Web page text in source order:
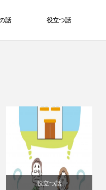
話 役立つ話
役立つ話